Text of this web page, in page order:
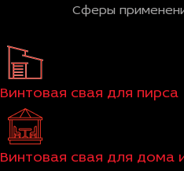
Сферы
Винтовая свая для пирса
Винтовая свая для дома